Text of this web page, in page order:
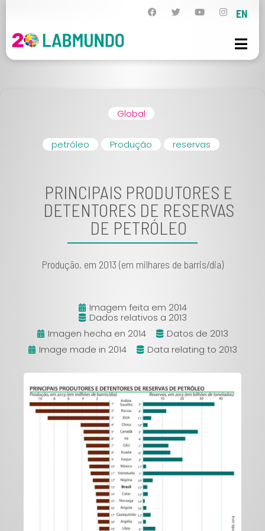
EN
Global
petróleo Produção reservas
PRINCIPAIS PRODUTORES E
DETENTORES DE RESERVAS
DE PETRÓLEO
Produção, em 2013 (em milhares de barris/dia)
Imagem feita em 2014
Dados relativos a 2013
Imagen hecha en 2014
Datos de 2013
Image made in 2014
Data relating to 2013